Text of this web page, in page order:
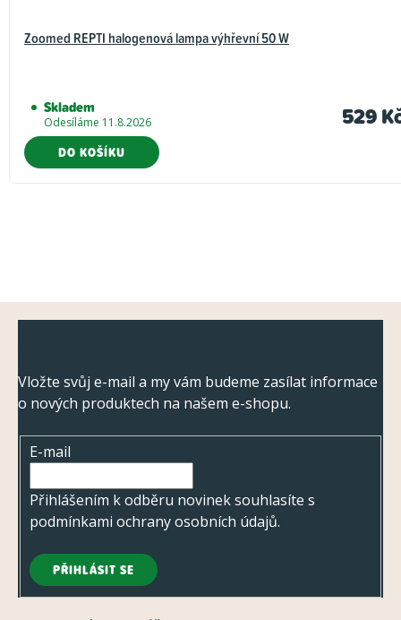
Zoomed REPTI halogenová lampa výhřevní 50 W
Skladem
Odesíláme 11.8.2026 529
DO KOŠÍKU
Vložte svůj e-mail a my vám budeme zasílat informace
o nových produktech na našem e-shopu.
E-mail
Přihlášením k odběru novinek souhlasíte s
podmínkami ochrany osobních údajů.
PŘIHLÁSIT SE